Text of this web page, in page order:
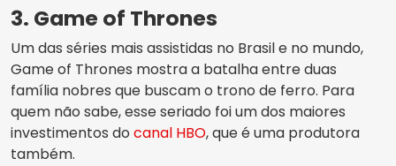
3. Game of Thrones
Um das séries mais assistidas no Brasil e no mundo,
Game of Thrones mostra a batalha entre duas
família nobres que buscam o trono de ferro. Para
quem não sabe, esse seriado foi um dos maiores
investimentos do canal HBO, que é uma produtora
também.